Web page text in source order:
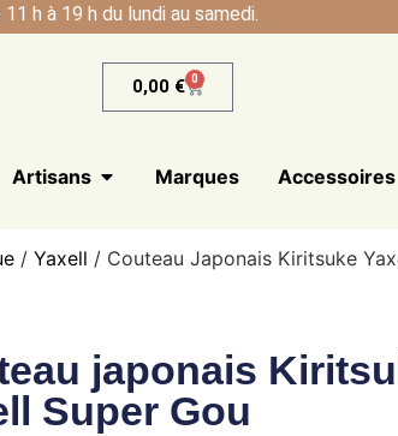
h à 19 h du lundi au samedi.
0,00 € 0
Artisans Marques Accessoires
/Yaxell / Couteau Japonais Kiritsuke
japonais
Super Gou